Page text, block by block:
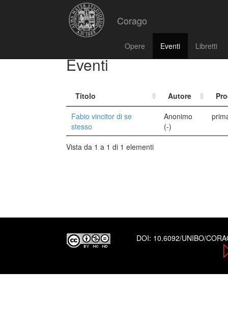
Corago
Opere Eventi Libretti
Eventi
Titolo Autore
Fabio vincitor di se
stesso
Anonimo
(-)
Vista da 1 a 1 di 1 elementi
DOI: 10.6092/UNIBO/